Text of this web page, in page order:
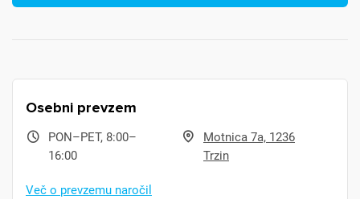
Osebni prevzem
PON–PET, 8:00–
16:00
Motnica 7a, 1236
Trzin
Več o prevzemu naročil